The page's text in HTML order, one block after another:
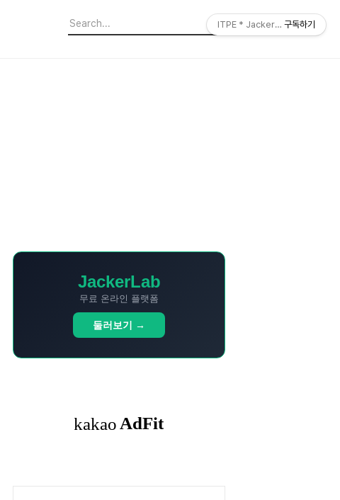
JackerLab
무료 온라인 플랫폼
둘러보기 →
ITPE * JackerLab구독하기